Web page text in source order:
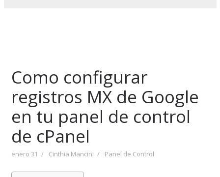
Como configurar
registros MX de Google
en tu panel de control
de cPanel
enero 31 Cinthia Mancini Panel de Control